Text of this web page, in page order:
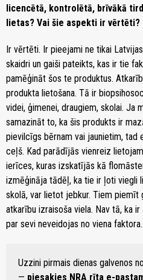
licencētā, kontrolētā, brīvākā
lietas? Vai šie aspekti ir vērtēti?
Ir vērtēti. Ir pieejami ne tikai
skaidri un gaiši pateikts, kas ir tie
pamēģināt šos te produktus.
produkta lietošana. Tā ir
videi, ģimenei, draugiem, skolai. Ja
samazināt to, ka šis produkts ir
pievilcīgs bērnam vai jaunietim, tad
ceļš. Kad parādījās vienreiz
ierīces, kuras izskatījās kā
izmēģināja tādēļ, ka tie ir ļoti viegli
skolā, var lietot jebkur. Tiem piemīt
atkarību izraisoša viela. Nav tā, ka
par sevi neveidojas no viena
Uzzini pirmais dienas galvenos
— piesakies NRA rīta e-